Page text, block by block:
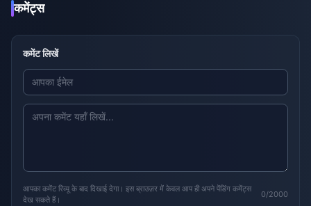
कमेंट्स
कमेंट लिखें
आपका कमेंट रिव्यू के बाद दिखाई देगा। इस ब्राउज़र में केवल आप ही अपने पेंडिंग कमेंट्स
देख सकते हैं।
0/2000